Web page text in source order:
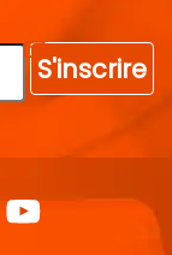
S'inscrire